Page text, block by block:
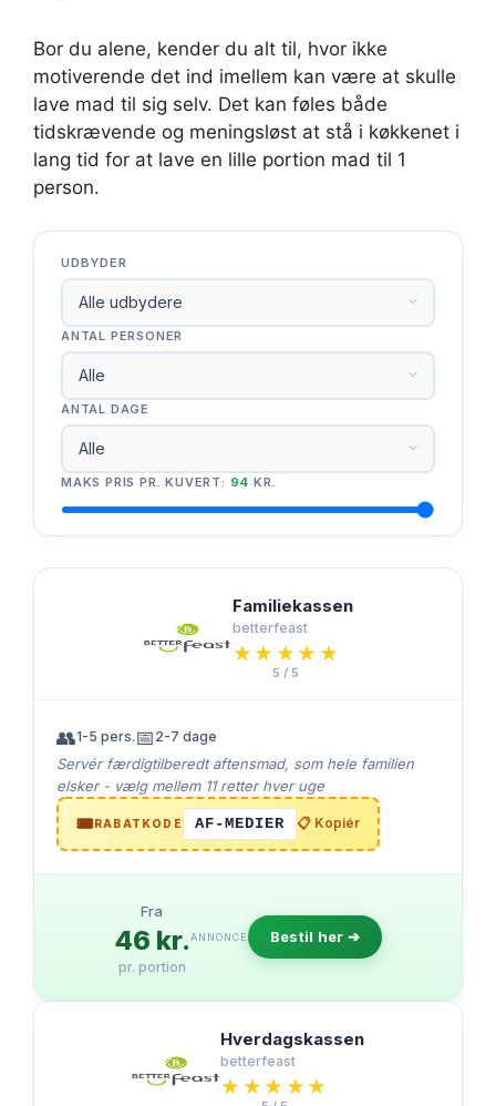
Bor du alene, kender du alt til, hvor ikke
motiverende det ind imellem kan være at skulle
lave mad til sig selv. Det kan føles både
tidskrævende og meningsløst at stå i køkkenet i
lang tid for at lave en lille portion mad til 1
person.
UDBYDER
ANTAL PERSONER
ANTAL DAGE
MAKS PRIS PR. KUVERT: 94 KR.
Familiekassen
betterfeast
★★★★★
★★★★★
5 / 5
👥1-5 pers. 📅 2-7 dage
Servér færdigtilberedt aftensmad, som hele familien
elsker - vælg mellem 11 retter hver uge
🎟️RABATKODE AF-MEDIER 📋 Kopiér
Fra
46 kr.
pr. portion
ANNONCE Bestil her ➔
Hverdagskassen
betterfeast
★★★★★
★★★★★